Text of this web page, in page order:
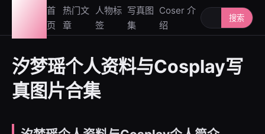
首
页
热门文
章
人物标
签
写真图
集
Coser 介
绍
搜索人物或写
搜索
汐梦瑶个人资料与Cosplay写
真图片合集